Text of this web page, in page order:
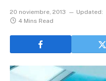
20 noviembre, 2013 Updated:
4 Mins Read